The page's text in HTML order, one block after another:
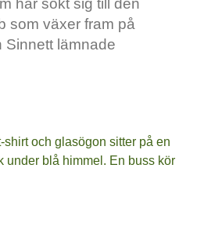
har sökt sig till den
som växer fram på
lämnade